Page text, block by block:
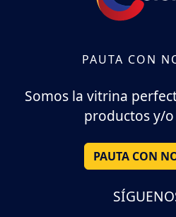
PAUTA CON
Somos la vitrina
productos y/
PAUTA CON